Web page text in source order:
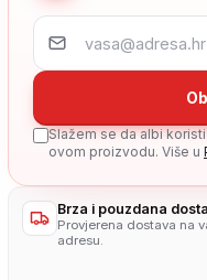
Slažem se da albi
ovom proizvodu. Više u
Brza i pouzdana
Provjerena dostava na
adresu.